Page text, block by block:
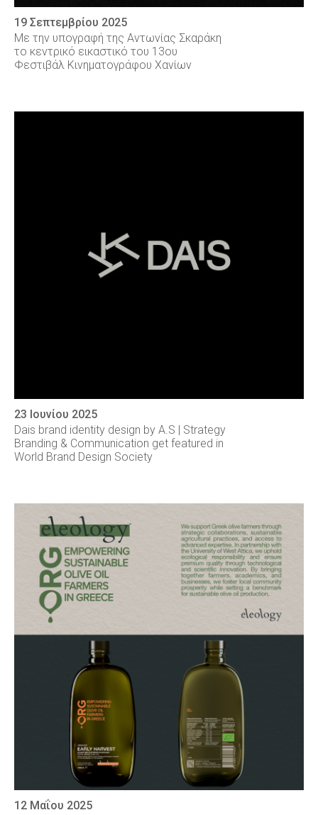
19 Σεπτεμβρίου 2025
Με την υπογραφή της Αντωνίας Σκαράκη
το κεντρικό εικαστικό του 13ου
Φεστιβάλ Κινηματογράφου Χανίων
23 Ιουνίου 2025
Dais brand identity design by A.S | Strategy
Branding & Communication get featured in
World Brand Design Society
12 Μαΐου 2025